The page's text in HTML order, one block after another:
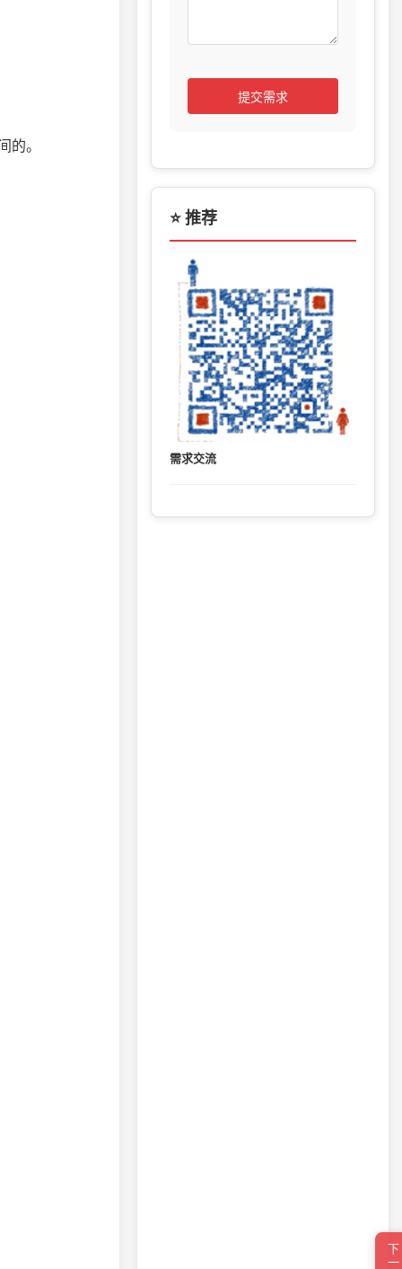
。
提交需求
⭐ 推荐
需求交流